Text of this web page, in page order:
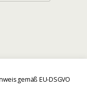
gemäß EU-DSGVO